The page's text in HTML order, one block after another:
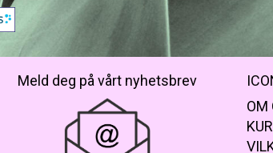
Meld deg på vårt nyhetsbrev
OM